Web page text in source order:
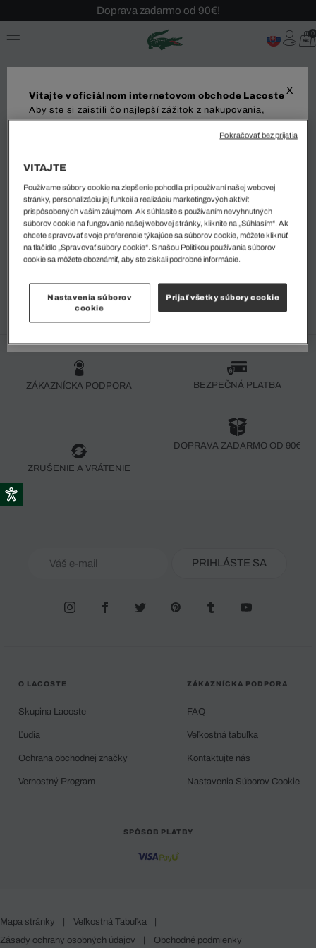
Doprava zadarmo od 90€!
Sezónny výpredaj až -40 %!
Bezplatné vrátenie!
0
0 Výsledok
Zoradiť a filtrovať
ZÁKAZNÍCKA PODPORA BEZPEČNÁ PLATBA
ZRUŠENIE A VRÁTENIE
DOPRAVA ZADARMO OD 90€
PRIHLÁSTE SA
O LACOSTE
Skupina Lacoste
Ľudia
Ochrana obchodnej značky
Vernostný Program
ZÁKAZNÍCKA PODPORA
FAQ
Veľkostná tabuľka
Kontaktujte nás
Nastavenia Súborov Cookie
SPÔSOB PLATBY
Mapa stránky | Veľkostná Tabuľka
|
Zásady ochrany osobných údajov
| Obchodné podmienky
X
Vitajte v oficiálnom internetovom obchode Lacoste
Aby ste si zaistili čo najlepší zážitok z nakupovania,
obchod. Upozorňujeme, že vaša objednávka môže byť
Dodanie do
Jazyk
VITAJTE
Používame súbory cookie na zlepšenie pohodlia pri používaní našej webovej
stránky, personalizáciu jej funkcií a realizáciu marketingových aktivít
prispôsobených vašim záujmom. Ak súhlasíte s používaním nevyhnutných
súborov cookie na fungovanie našej webovej stránky, kliknite na „Súhlasím“. Ak
chcete spravovať svoje preferencie týkajúce sa súborov cookie, môžete kliknúť
na tlačidlo „Spravovať súbory cookie“. S našou Politikou používania súborov
cookie sa môžete oboznámiť, aby ste získali podrobné informácie.
Nastavenia súborov
cookie
Prijať všetky súbory cookie
Pokračovať bez prijatia